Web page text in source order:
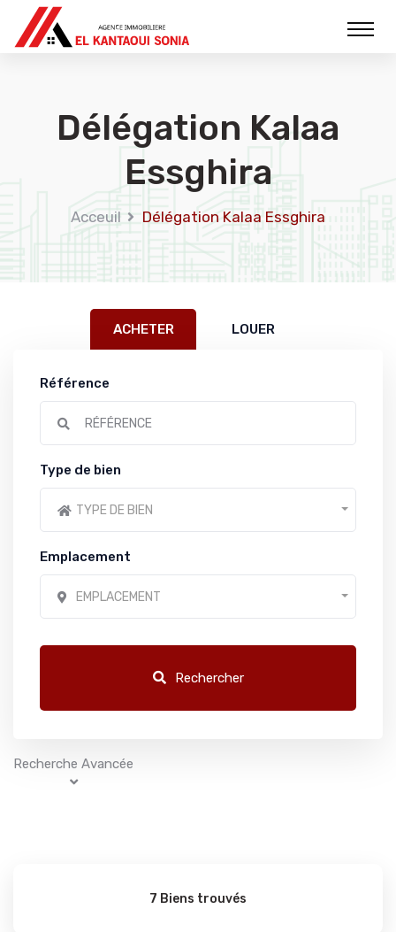
Délégation Kalaa
Essghira
Acceuil Délégation Kalaa Essghira
ACHETER LOUER
Référence
Type de bien
TYPE DE BIEN
Emplacement
EMPLACEMENT
Rechercher
Recherche Avancée
7 Biens trouvés